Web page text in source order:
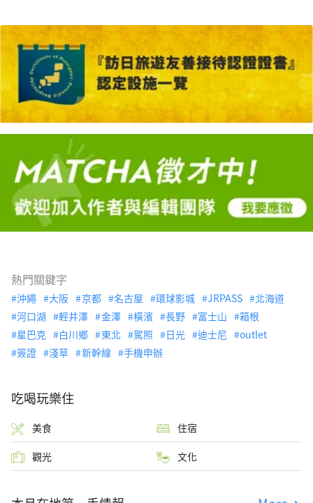
熱門關鍵字
沖繩 大阪 京都 名古屋 環球影城 JRPASS
北海道
河口湖
輕井澤 金澤 橫濱 長野 富士山
箱根
星巴克
白川鄉 東北 駕照 日光 迪士尼
outlet
簽證
淺草 新幹線 手機申辦
吃喝玩樂住
美食 住宿
觀光 文化